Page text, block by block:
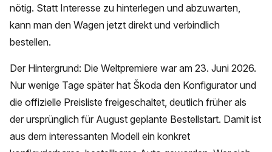
nötig. Statt Interesse zu hinterlegen und abzuwarten,
kann man den Wagen jetzt direkt und verbindlich
bestellen.
Der Hintergrund: Die Weltpremiere war am 23. Juni 2026.
Nur wenige Tage später hat Škoda den Konfigurator und
die offizielle Preisliste freigeschaltet, deutlich früher als
der ursprünglich für August geplante Bestellstart. Damit ist
aus dem interessanten Modell ein konkret